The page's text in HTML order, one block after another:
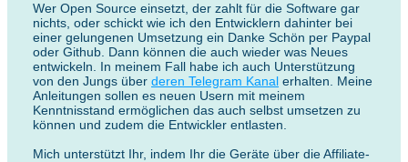
Wer Open Source einsetzt, der zahlt für die Software gar
nichts, oder schickt wie ich den Entwicklern dahinter bei
einer gelungenen Umsetzung ein Danke Schön per Paypal
oder Github. Dann können die auch wieder was Neues
entwickeln. In meinem Fall habe ich auch Unterstützung
von den Jungs über deren Telegram Kanal erhalten. Meine
Anleitungen sollen es neuen Usern mit meinem
Kenntnisstand ermöglichen das auch selbst umsetzen zu
können und zudem die Entwickler entlasten.
Mich unterstützt Ihr, indem Ihr die Geräte über die Affiliate-